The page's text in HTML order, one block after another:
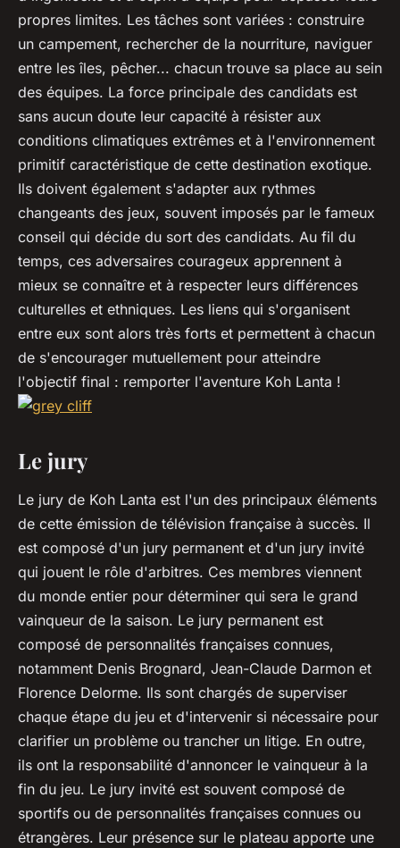
propres limites. Les tâches sont variées : construire
un campement, rechercher de la nourriture, naviguer
entre les îles, pêcher... chacun trouve sa place au sein
des équipes. La force principale des candidats est
sans aucun doute leur capacité à résister aux
conditions climatiques extrêmes et à l'environnement
primitif caractéristique de cette destination exotique.
Ils doivent également s'adapter aux rythmes
changeants des jeux, souvent imposés par le fameux
conseil qui décide du sort des candidats. Au fil du
temps, ces adversaires courageux apprennent à
mieux se connaître et à respecter leurs différences
culturelles et ethniques. Les liens qui s'organisent
entre eux sont alors très forts et permettent à chacun
de s'encourager mutuellement pour atteindre
l'objectif final : remporter l'aventure Koh Lanta !
Le jury
Le jury de Koh Lanta est l'un des principaux éléments
de cette émission de télévision française à succès. Il
est composé d'un jury permanent et d'un jury invité
qui jouent le rôle d'arbitres. Ces membres viennent
du monde entier pour déterminer qui sera le grand
vainqueur de la saison. Le jury permanent est
composé de personnalités françaises connues,
notamment Denis Brognard, Jean-Claude Darmon et
Florence Delorme. Ils sont chargés de superviser
chaque étape du jeu et d'intervenir si nécessaire pour
clarifier un problème ou trancher un litige. En outre,
ils ont la responsabilité d'annoncer le vainqueur à la
fin du jeu. Le jury invité est souvent composé de
sportifs ou de personnalités françaises connues ou
étrangères. Leur présence sur le plateau apporte une